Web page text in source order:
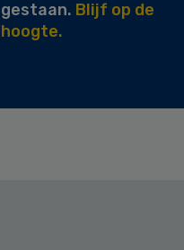
gestaan. Blijf op de
hoogte.